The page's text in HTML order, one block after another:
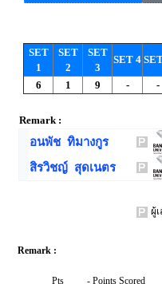
SET
1
SET
2
SET
3
SET 4
6 1 9 - -
Remark :
อนพัช ทิมางกูร
สิรวิชญ์ สุดเนตร
ผู้
Remark :
Pts - Points Scored